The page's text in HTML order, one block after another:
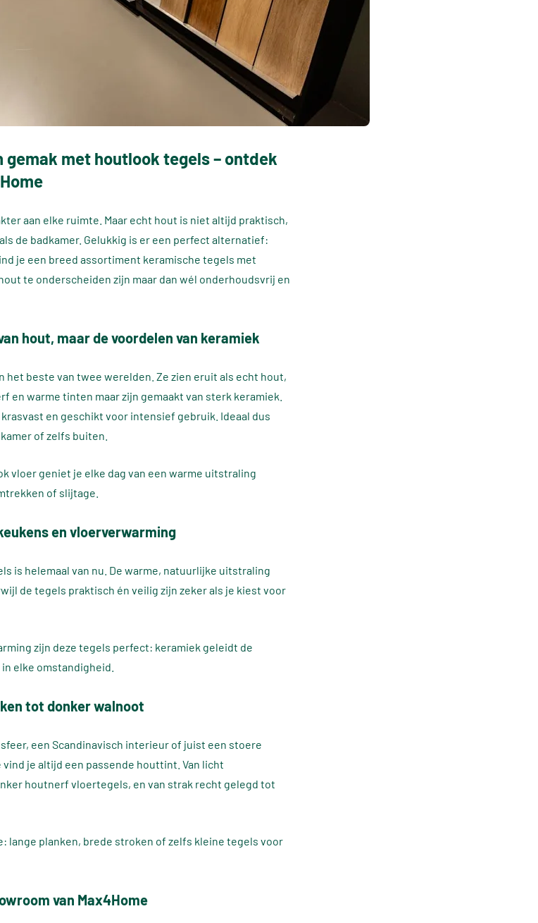
met houtlook tegels – ontdek
aan elke ruimte. Maar echt hout is niet altijd praktisch,
de badkamer. Gelukkig is er een perfect alternatief:
je een breed assortiment keramische tegels met
te onderscheiden zijn maar dan wél onderhoudsvrij en
hout, maar de voordelen van keramiek
beste van twee werelden. Ze zien eruit als echt hout,
en warme tinten maar zijn gemaakt van sterk keramiek.
en geschikt voor intensief gebruik. Ideaal dus
of zelfs buiten.
vloer geniet je elke dag van een warme uitstraling
of slijtage.
en vloerverwarming
is helemaal van nu. De warme, natuurlijke uitstraling
de tegels praktisch én veilig zijn zeker als je kiest voor
zijn deze tegels perfect: keramiek geleidt de
elke omstandigheid.
tot donker walnoot
een Scandinavisch interieur of juist een stoere
je altijd een passende houttint. Van licht
houtnerf vloertegels, en van strak recht gelegd tot
lange planken, brede stroken of zelfs kleine tegels voor
van Max4Home